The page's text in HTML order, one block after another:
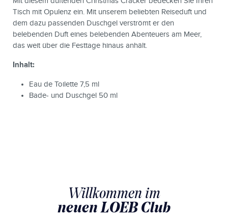
Tisch mit Opulenz ein. Mit unserem beliebten Reiseduft und
dem dazu passenden Duschgel verströmt er den
belebenden Duft eines belebenden Abenteuers am Meer,
das weit über die Festtage hinaus anhält.
Inhalt:
Eau de Toilette 7,5 ml
Bade- und Duschgel 50 ml
Willkommen im
neuen LOEB Club